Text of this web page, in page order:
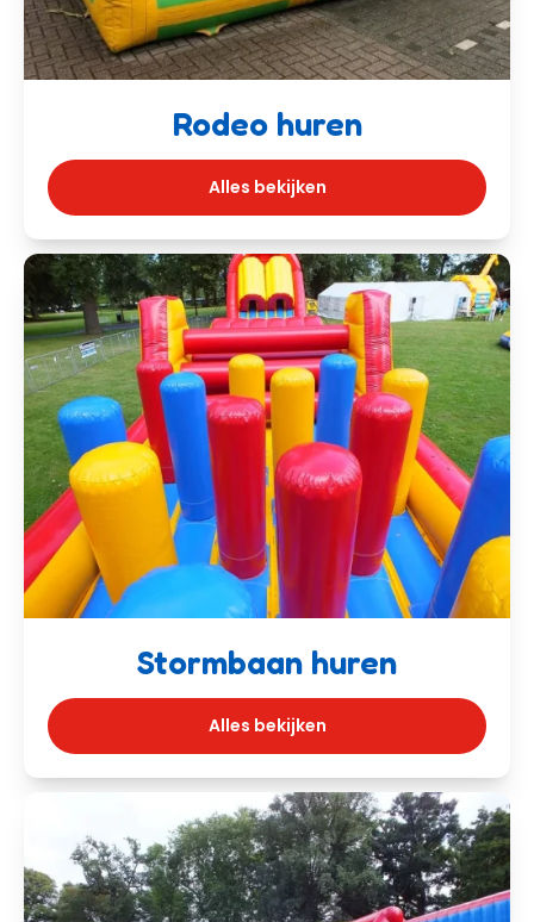
Rodeo huren
Alles bekijken
Stormbaan huren
Alles bekijken